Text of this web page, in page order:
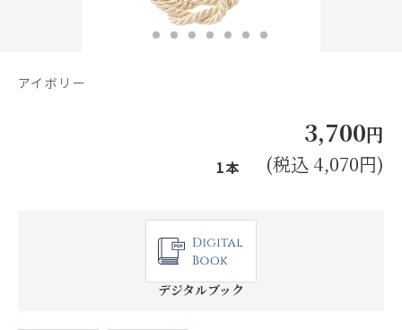
お見積り来店予約はこちら
法人のお客様へ
アイボリー
1本
3,700円
(税込 4,070円)
デジタルブック